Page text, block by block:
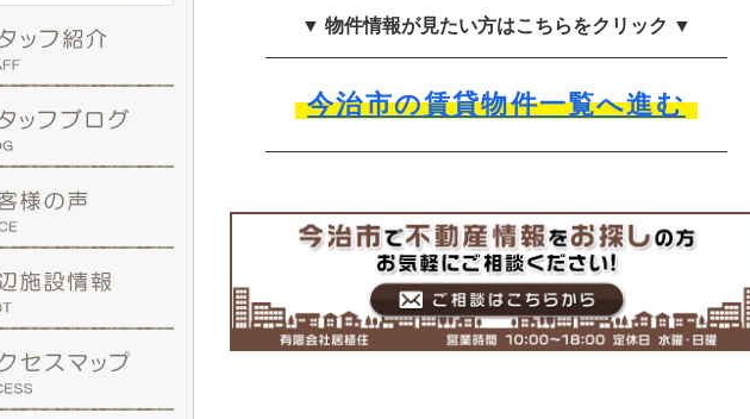
▼ 物件情報が見たい方はこちらをクリック ▼
今治市の賃貸物件一覧へ進む